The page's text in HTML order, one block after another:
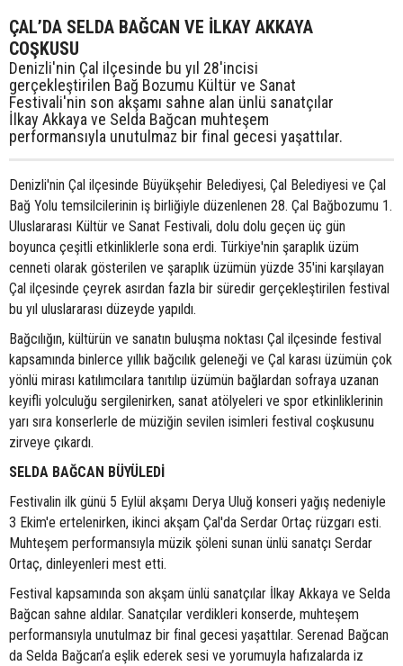
ÇAL’DA SELDA BAĞCAN VE İLKAY AKKAYA
COŞKUSU
Denizli'nin Çal ilçesinde bu yıl 28'incisi
gerçekleştirilen Bağ Bozumu Kültür ve Sanat
Festivali'nin son akşamı sahne alan ünlü sanatçılar
İlkay Akkaya ve Selda Bağcan muhteşem
performansıyla unutulmaz bir final gecesi yaşattılar.
Denizli'nin Çal ilçesinde Büyükşehir Belediyesi, Çal Belediyesi ve Çal
Bağ Yolu temsilcilerinin iş birliğiyle düzenlenen 28. Çal Bağbozumu 1.
Uluslararası Kültür ve Sanat Festivali, dolu dolu geçen üç gün
boyunca çeşitli etkinliklerle sona erdi. Türkiye'nin şaraplık üzüm
cenneti olarak gösterilen ve şaraplık üzümün yüzde 35'ini karşılayan
Çal ilçesinde çeyrek asırdan fazla bir süredir gerçekleştirilen festival
bu yıl uluslararası düzeyde yapıldı.
Bağcılığın, kültürün ve sanatın buluşma noktası Çal ilçesinde festival
kapsamında binlerce yıllık bağcılık geleneği ve Çal karası üzümün çok
yönlü mirası katılımcılara tanıtılıp üzümün bağlardan sofraya uzanan
keyifli yolculuğu sergilenirken, sanat atölyeleri ve spor etkinliklerinin
yarı sıra konserlerle de müziğin sevilen isimleri festival coşkusunu
zirveye çıkardı.
SELDA BAĞCAN BÜYÜLEDİ
Festivalin ilk günü 5 Eylül akşamı Derya Uluğ konseri yağış nedeniyle
3 Ekim'e ertelenirken, ikinci akşam Çal'da Serdar Ortaç rüzgarı esti.
Muhteşem performansıyla müzik şöleni sunan ünlü sanatçı Serdar
Ortaç, dinleyenleri mest etti.
Festival kapsamında son akşam ünlü sanatçılar İlkay Akkaya ve Selda
Bağcan sahne aldılar. Sanatçılar verdikleri konserde, muhteşem
performansıyla unutulmaz bir final gecesi yaşattılar. Serenad Bağcan
da Selda Bağcan’a eşlik ederek sesi ve yorumuyla hafızalarda iz